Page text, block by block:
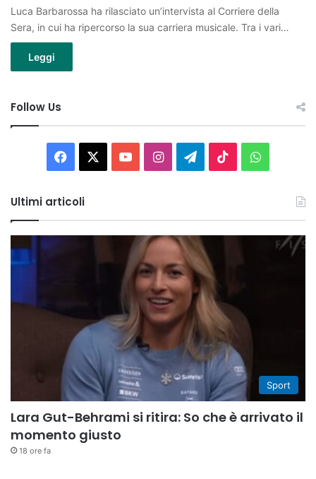
Luca Barbarossa ha rilasciato un’intervista al Corriere della
Sera, in cui ha ripercorso la sua carriera musicale. Tra i vari…
Leggi
Follow Us
Facebook You InstagramTelegram
TikTok
Ultimi articoli
Sport
Lara Gut-Behrami si ritira: So che è arrivato il
momento giusto
18 ore fa